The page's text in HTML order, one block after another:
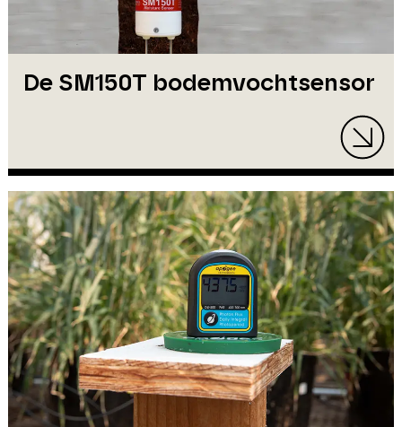
De SM150T bodemvochtsensor